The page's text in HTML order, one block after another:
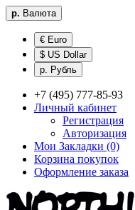
р. Валюта
€ Euro
$ US Dollar
р. Рубль
+7 (495) 777-85-93
Личный кабинет
Регистрация
Авторизация
Мои Закладки (0)
Корзина покупок
Оформление заказа